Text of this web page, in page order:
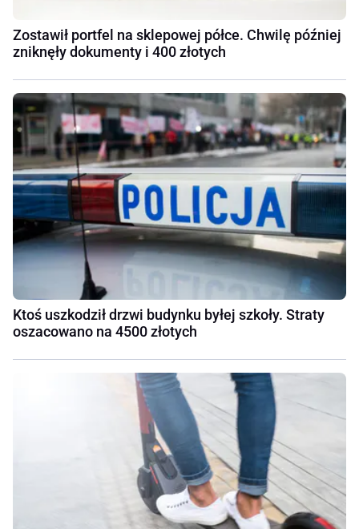
Zostawił portfel na sklepowej półce. Chwilę później
zniknęły dokumenty i 400 złotych
Ktoś uszkodził drzwi budynku byłej szkoły. Straty
oszacowano na 4500 złotych